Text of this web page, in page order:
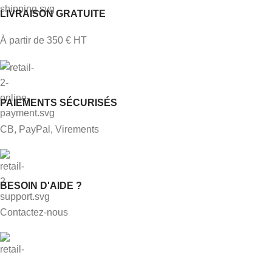
LIVRAISON GRATUITE
À partir de 350 € HT
PAIEMENTS SÉCURISÉS
CB, PayPal, Virements
BESOIN D'AIDE ?
Contactez-nous